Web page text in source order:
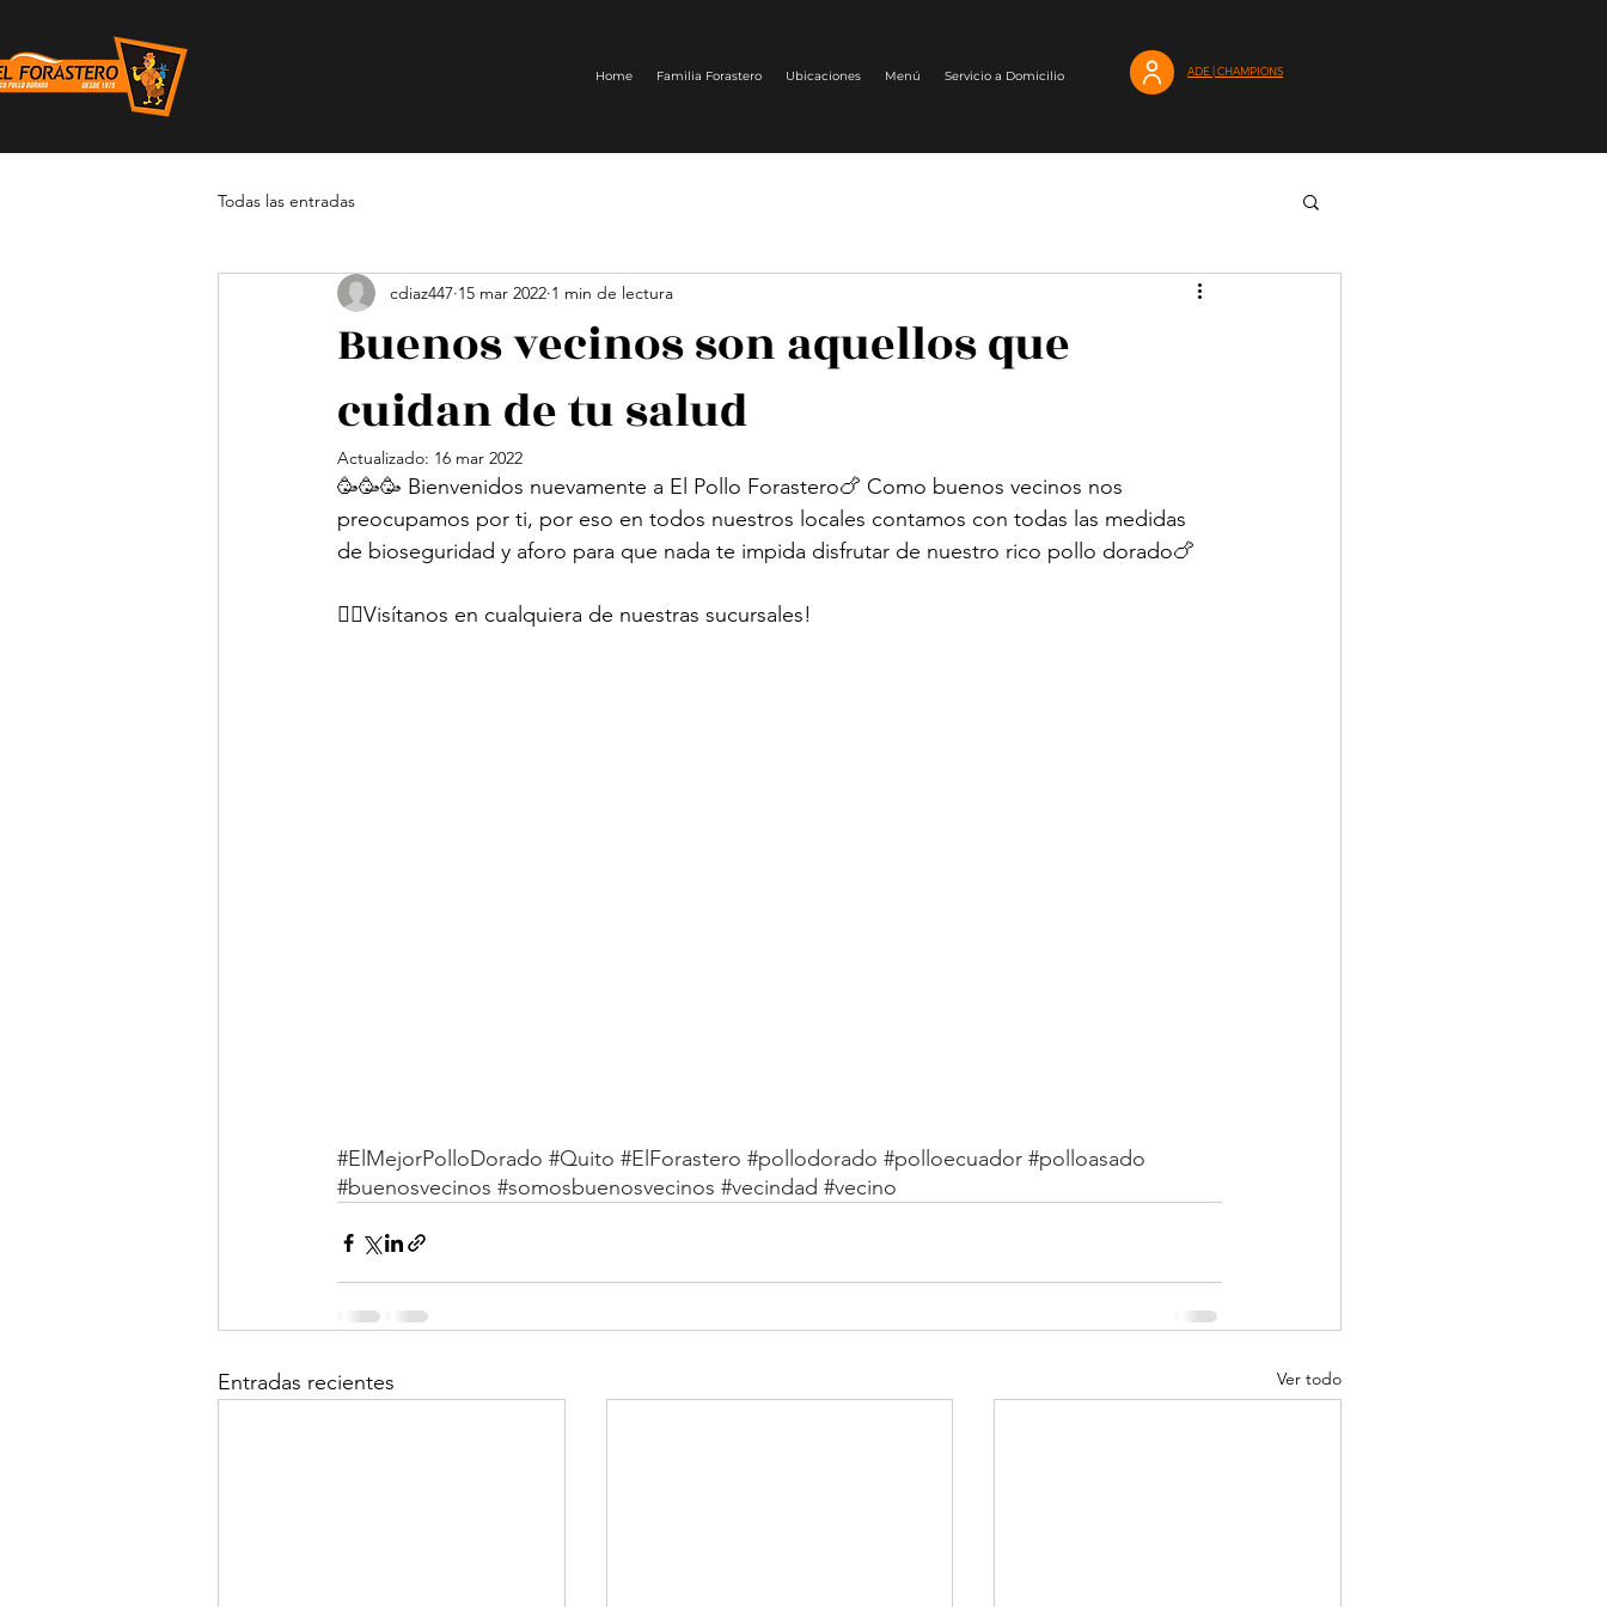
Home Familia Forastero Ubicaciones Menú Servicio a Domicilio ADE | CHAMPIONS
Todas las entradas
Buenos vecinos son aquellos que
cuidan de tu salud
cdiaz447 15 mar 2022 1 min de lectura
Actualizado: 16 mar 2022
🥳🥳🥳 Bienvenidos nuevamente a El Pollo Forastero🍗 Como buenos vecinos nos
preocupamos por ti, por eso en todos nuestros locales contamos con todas las medidas
de bioseguridad y aforo para que nada te impida disfrutar de nuestro rico pollo dorado🍗
🏃‍♀Visítanos en cualquiera de nuestras sucursales!
#ElMejorPolloDorado #Quito #ElForastero #pollodorado #polloecuador #polloasado
#buenosvecinos #somosbuenosvecinos #vecindad #vecino
Entradas recientes Ver todo